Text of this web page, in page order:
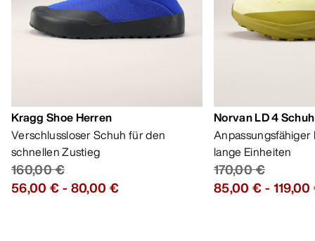
Kragg Shoe Herren
Verschlussloser Schuh für den
schnellen Zustieg
160,00 €
56,00 €- 80,00 €
Norvan LD 4
lange Einheiten
170,00 €
85,00 €-